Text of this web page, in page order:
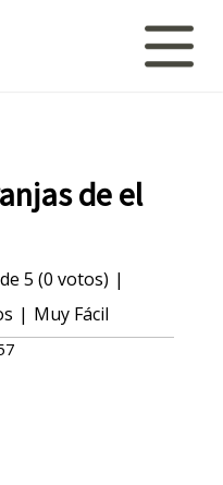
de el
de 5 (0 votos) |
| Muy Fácil